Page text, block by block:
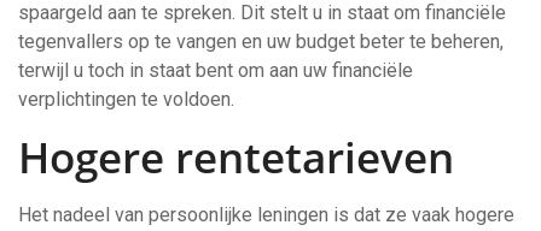
spaargeld aan te spreken. Dit stelt u in staat om financiële
tegenvallers op te vangen en uw budget beter te beheren,
terwijl u toch in staat bent om aan uw financiële
verplichtingen te voldoen.
Hogere rentetarieven
Het nadeel van persoonlijke leningen is dat ze vaak hogere